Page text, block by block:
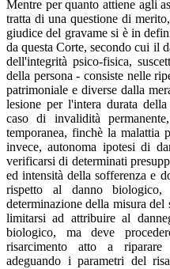
Mentre per quanto attiene agli
tratta di una questione di
giudice del gravame si è in
da questa Corte, secondo cui il
dell'integrità psico-fisica,
della persona - consiste nelle
patrimoniale e diverse dalla
lesione per l'intera durata
caso di invalidità
temporanea, finchè la malattia
invece, autonoma ipotesi di
verificarsi di determinati
ed intensità della sofferenza e
rispetto al danno
determinazione della misura
limitarsi ad attribuire al
biologico, ma deve
risarcimento atto a
adeguando i parametri del